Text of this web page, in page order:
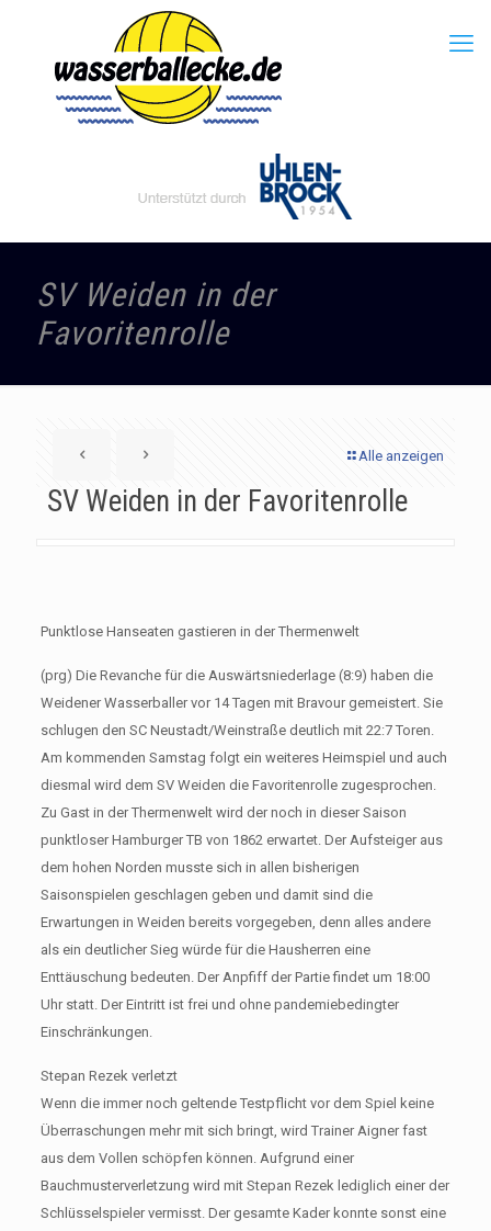
SV Weiden in der
Favoritenrolle
Alle anzeigen
SV Weiden in der Favoritenrolle
Punktlose Hanseaten gastieren in der Thermenwelt
(prg) Die Revanche für die Auswärtsniederlage (8:9) haben die
Weidener Wasserballer vor 14 Tagen mit Bravour gemeistert. Sie
schlugen den SC Neustadt/Weinstraße deutlich mit 22:7 Toren.
Am kommenden Samstag folgt ein weiteres Heimspiel und auch
diesmal wird dem SV Weiden die Favoritenrolle zugesprochen.
Zu Gast in der Thermenwelt wird der noch in dieser Saison
punktloser Hamburger TB von 1862 erwartet. Der Aufsteiger aus
dem hohen Norden musste sich in allen bisherigen
Saisonspielen geschlagen geben und damit sind die
Erwartungen in Weiden bereits vorgegeben, denn alles andere
als ein deutlicher Sieg würde für die Hausherren eine
Enttäuschung bedeuten. Der Anpfiff der Partie findet um 18:00
Uhr statt. Der Eintritt ist frei und ohne pandemiebedingter
Einschränkungen.
Stepan Rezek verletzt
Wenn die immer noch geltende Testpflicht vor dem Spiel keine
Überraschungen mehr mit sich bringt, wird Trainer Aigner fast
aus dem Vollen schöpfen können. Aufgrund einer
Bauchmusterverletzung wird mit Stepan Rezek lediglich einer der
Schlüsselspieler vermisst. Der gesamte Kader konnte sonst eine